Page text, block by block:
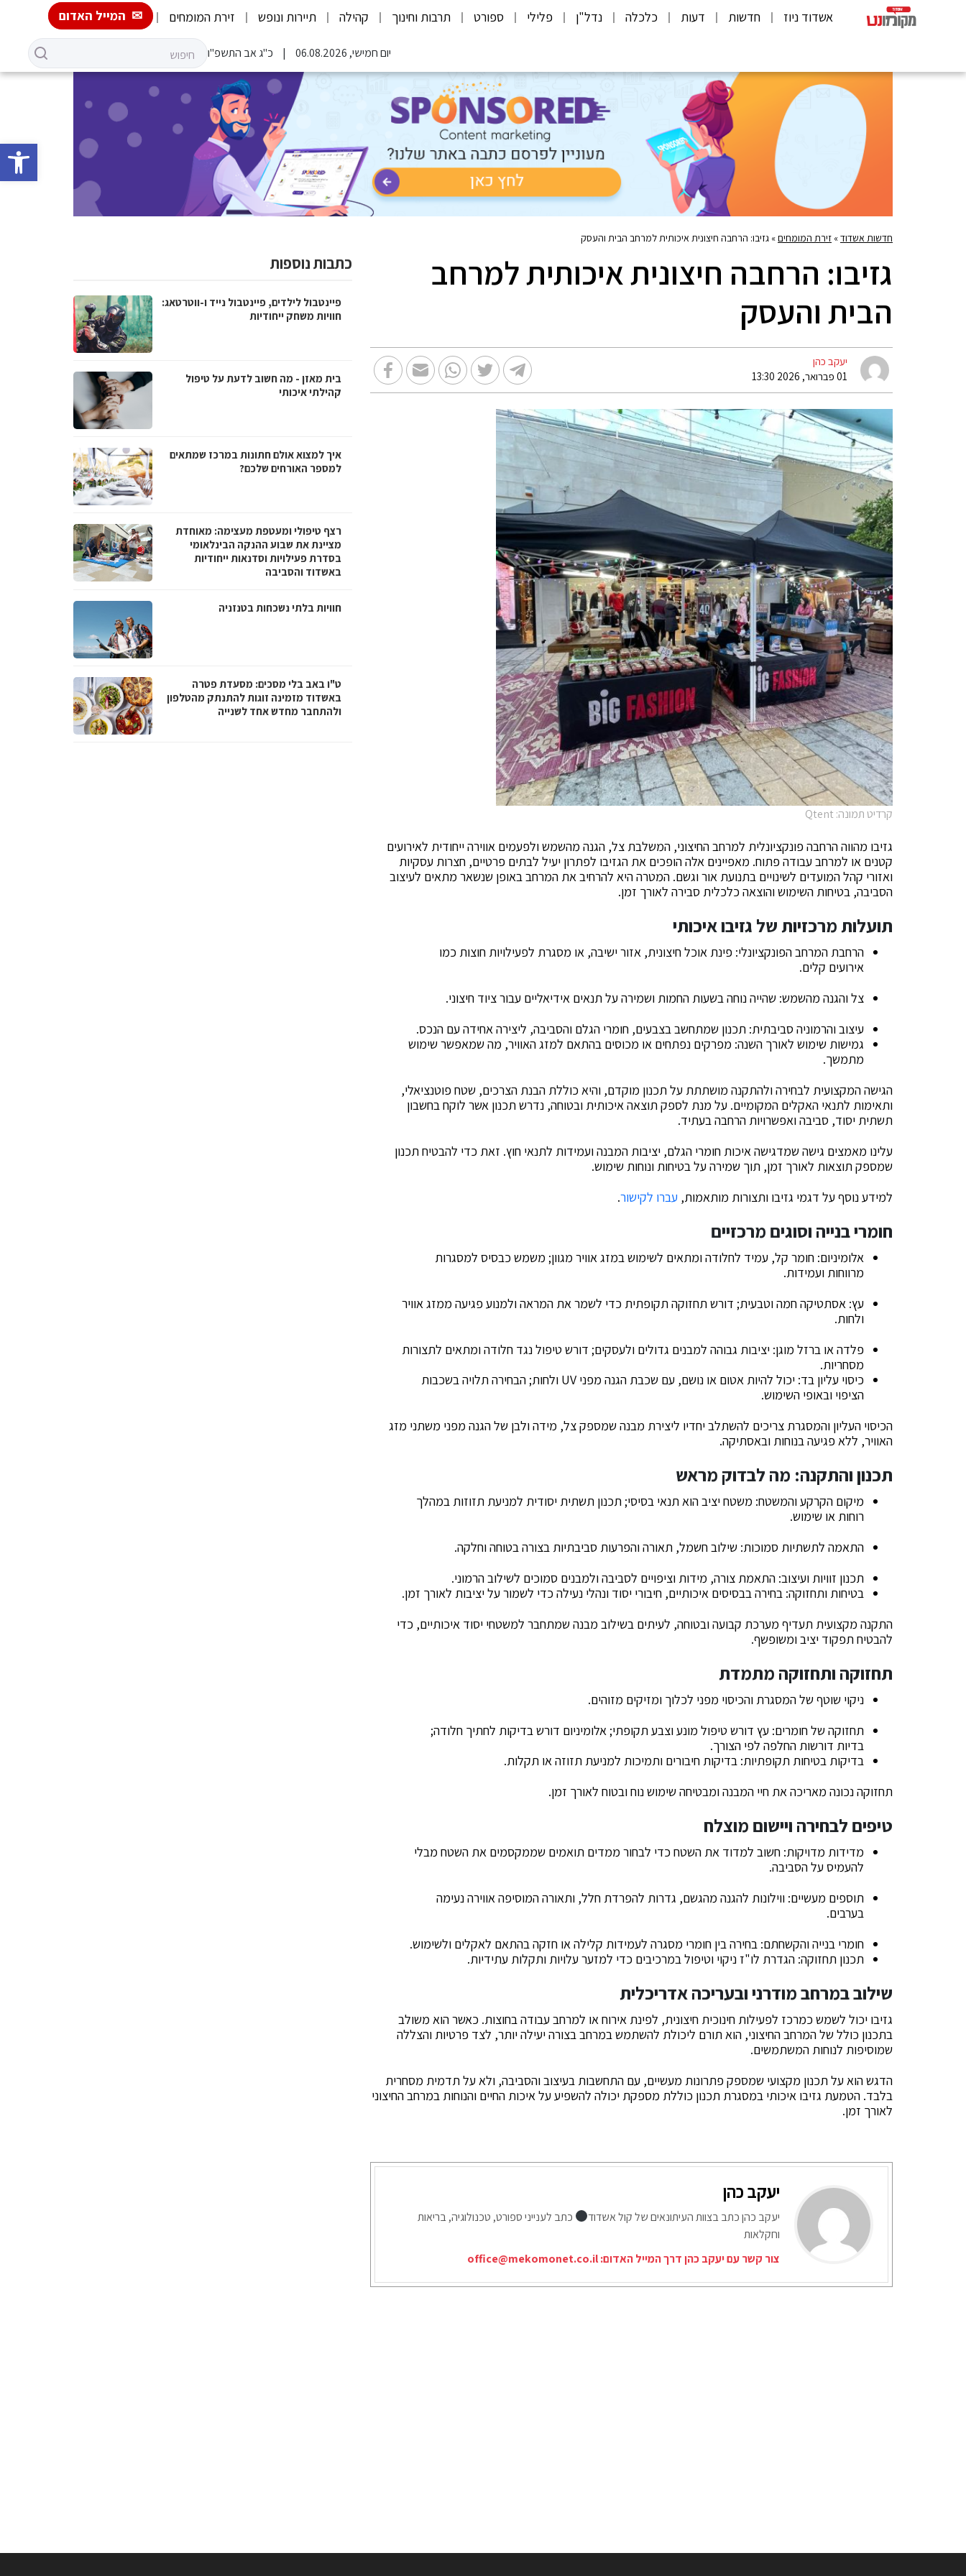
פתח
אשדוד ניוז חדשות דעות כלכלה נדל"ן פלילי ספורט תרבות וחינוך קהילה תיירות ונופש זירת המומחים המייל האדום
יום חמישי, 06.08.2026 כ"ג אב התשפ"ו
חדשות אשדוד» זירת המומחים» גזיבו: הרחבה חיצונית איכותית למרחב הבית והעסק
גזיבו: הרחבה חיצונית איכותית למרחב
הבית והעסק
יעקב כהן
01 פברואר, 2026 13:30
קרדיט תמונה: Qtent
גזיבו מהווה הרחבה פונקציונלית למרחב החיצוני, המשלבת צל, הגנה מהשמש ולפעמים אווירה ייחודית לאירועים
קטנים או למרחב עבודה פתוח. מאפיינים אלה הופכים את הגזיבו לפתרון יעיל לבתים פרטיים, חצרות עסקיות
ואזורי קהל המועדים לשינויים בתנועת אור וגשם. המטרה היא להרחיב את המרחב באופן שנשאר מתאים לעיצוב
הסביבה, בטיחות השימוש והוצאה כלכלית סבירה לאורך זמן.
תועלות מרכזיות של גזיבו איכותי
הרחבת המרחב הפונקציונלי: פינת אוכל חיצונית, אזור ישיבה, או מסגרת לפעילויות חוצות כמו
אירועים קלים.
צל והגנה מהשמש: שהייה נוחה בשעות החמות ושמירה על תנאים אידיאליים עבור ציוד חיצוני.
עיצוב והרמוניה סביבתית: תכנון שמתחשב בצבעים, חומרי הגלם והסביבה, ליצירה אחידה עם הנכס.
גמישות שימוש לאורך השנה: מפרקים נפתחים או מכוסים בהתאם למזג האוויר, מה שמאפשר שימוש
מתמשך.
הגישה המקצועית לבחירה ולהתקנה מושתתת על תכנון מוקדם, והיא כוללת הבנת הצרכים, שטח פוטנציאלי,
ותאימות לתנאי האקלים המקומיים. על מנת לספק תוצאה איכותית ובטוחה, נדרש תכנון אשר לוקח בחשבון
תשתית יסוד, סביבה ואפשרויות הרחבה בעתיד.
עלינו מאמצים גישה שמדגישה איכות חומרי הגלם, יציבות המבנה ועמידות לתנאי חוץ. זאת כדי להבטיח תכנון
שמספק תוצאות לאורך זמן, תוך שמירה על בטיחות ונוחות שימוש.
למידע נוסף על דגמי גזיבו ותצורות מותאמות, עברו לקישור.
חומרי בנייה וסוגים מרכזיים
אלומיניום: חומר קל, עמיד לחלודה ומתאים לשימוש במזג אוויר מגוון; משמש כבסיס למסגרות
מרווחות ועמידות.
עץ: אסתטיקה חמה וטבעית; דורש תחזוקה תקופתית כדי לשמר את המראה ולמנוע פגיעה ממזג אוויר
ולחות.
פלדה או ברזל מוגן: יציבות גבוהה למבנים גדולים ולעסקים; דורש טיפול נגד חלודה ומתאים לתצורות
מסחריות.
כיסוי עליון בד: יכול להיות אטום או נושם, עם שכבת הגנה מפני UV ולחות; הבחירה תלויה בשכבות
הציפוי ובאופי השימוש.
הכיסוי העליון והמסגרת צריכים להשתלב יחדיו ליצירת מבנה שמספק צל, מידה ולבן של הגנה מפני משתני מזג
האוויר, ללא פגיעה בנוחות ובאסתיקה.
תכנון והתקנה: מה לבדוק מראש
מיקום הקרקע והמשטח: משטח יציב הוא תנאי בסיסי; תכנון תשתית יסודית למניעת תזוזות במהלך
רוחות או שימוש.
התאמה לתשתיות סמוכות: שילוב חשמל, תאורה והפרעות סביבתיות בצורה בטוחה וחלקה.
תכנון זוויות ועיצוב: התאמת צורה, מידות וציפויים לסביבה ולמבנים סמוכים לשילוב הרמוני.
בטיחות ותחזוקה: בחירה בבסיסים איכותיים, חיבורי יסוד ונהלי נעילה כדי לשמור על יציבות לאורך זמן.
התקנה מקצועית תעדיף מערכת קבועה ובטוחה, לעיתים בשילוב מבנה שמתחבר למשטחי יסוד איכותיים, כדי
להבטיח תפקוד יציב ומשופשף.
תחזוקה ותחזוקה מתמדת
ניקוי שוטף של המסגרת והכיסוי מפני לכלוך ומזיקים מזוהים.
תחזוקה של חומרים: עץ דורש טיפול מונע וצבע תקופתי; אלומיניום דורש בדיקות לחתיך חלודה;
בדיות דורשות החלפה לפי הצורך.
בדיקות בטיחות תקופתיות: בדיקות חיבורים ותמיכות למניעת תזוזה או תקלות.
תחזוקה נכונה מאריכה את חיי המבנה ומבטיחה שימוש נוח ובטוח לאורך זמן.
טיפים לבחירה ויישום מוצלח
מדידות מדויקות: חשוב למדוד את השטח כדי לבחור ממדים תואמים שממקסמים את השטח מבלי
להעמיס על הסביבה.
תוספים מעשיים: ווילונות להגנה מהגשם, גדרות להפרדת חלל, ותאורה המוסיפה אווירה נעימה
בערבים.
חומרי בנייה והקשחתם: בחירה בין חומרי מסגרה לעמידות קלילה או חזקה בהתאם לאקלים ולשימוש.
תכנון תחזוקה: הגדרת לו"ז ניקוי וטיפול במרכיבים כדי למזער עלויות ותקלות עתידיות.
שילוב במרחב מודרני ובעריכה אדריכלית
גזיבו יכול לשמש כמרכז לפעילות חינוכית חיצונית, לפינת אירוח או למרחב עבודה בחוצות. כאשר הוא משולב
בתכנון כולל של המרחב החיצוני, הוא תורם ליכולת להשתמש במרחב בצורה יעילה יותר, לצד פרטיות והצללה
שמוסיפות לנוחות המשתמשים.
הדגש הוא על תכנון מקצועי שמספק פתרונות מעשיים, עם התחשבות בעיצוב והסביבה, ולא על תדמית מסחרית
בלבד. הטמעת גזיבו איכותי במסגרת תכנון כוללת מספקת יכולה להשפיע על איכות החיים והנוחות במרחב החיצוני
לאורך זמן.
יעקב כהן
יעקב כהן כתב בצוות העיתונאים של קול אשדוד
כתב לענייני ספורט, טכנולוגיה, בריאות
וחקלאות
צור קשר עם יעקב כהן דרך המייל האדום:office@mekomonet.co.il
כתבות נוספות
פיינטבול לילדים, פיינטבול נייד ו-ווטרטאג:
חוויות משחק ייחודיות
בית מאזן - מה חשוב לדעת על טיפול
קהילתי איכותי
איך למצוא אולם חתונות במרכז שמתאים
למספר האורחים שלכם?
רצף טיפולי ומעטפת מעצימה: מאוחדת
מציינת את שבוע ההנקה הבינלאומי
בסדרת פעילויות וסדנאות ייחודיות
באשדוד והסביבה
חוויות בלתי נשכחות בטנזניה
ט"ו באב בלי מסכים: מסעדת פטרה
באשדוד מזמינה זוגות להתנתק מהטלפון
ולהתחבר מחדש אחד לשנייה